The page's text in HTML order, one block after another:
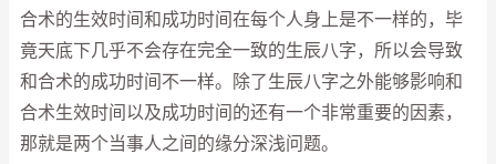
合术的生效时间和成功时间在每个人身上是不一样的，毕
竟天底下几乎不会存在完全一致的生辰八字，所以会导致
和合术的成功时间不一样。除了生辰八字之外能够影响和
合术生效时间以及成功时间的还有一个非常重要的因素，
那就是两个当事人之间的缘分深浅问题。